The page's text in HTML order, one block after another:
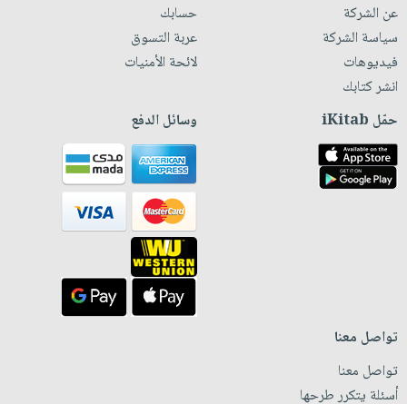
عن الشركة
سياسة الشركة
فيديوهات
انشر كتابك
حسابك
عربة التسوق
لائحة الأمنيات
حمّل iKitab وسائل الدفع
تواصل معنا
تواصل معنا
أسئلة يتكرر طرحها